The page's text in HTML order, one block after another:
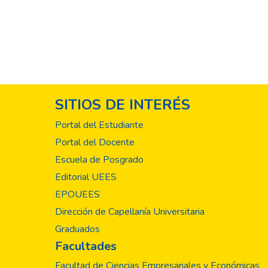
(42.48%).
1/11; Escuela B,
técnicas
educativo
SITIOS DE INTERÉS
Portal del Estudiante
Portal del Docente
Escuela de Posgrado
Editorial UEES
EPOUEES
Dirección de Capellanía Universitaria
Graduados
Facultades